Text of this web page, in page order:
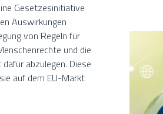
Gesetzesinitiative
Auswirkungen
von Regeln für
und die
abzulegen. Diese
auf dem EU-Markt